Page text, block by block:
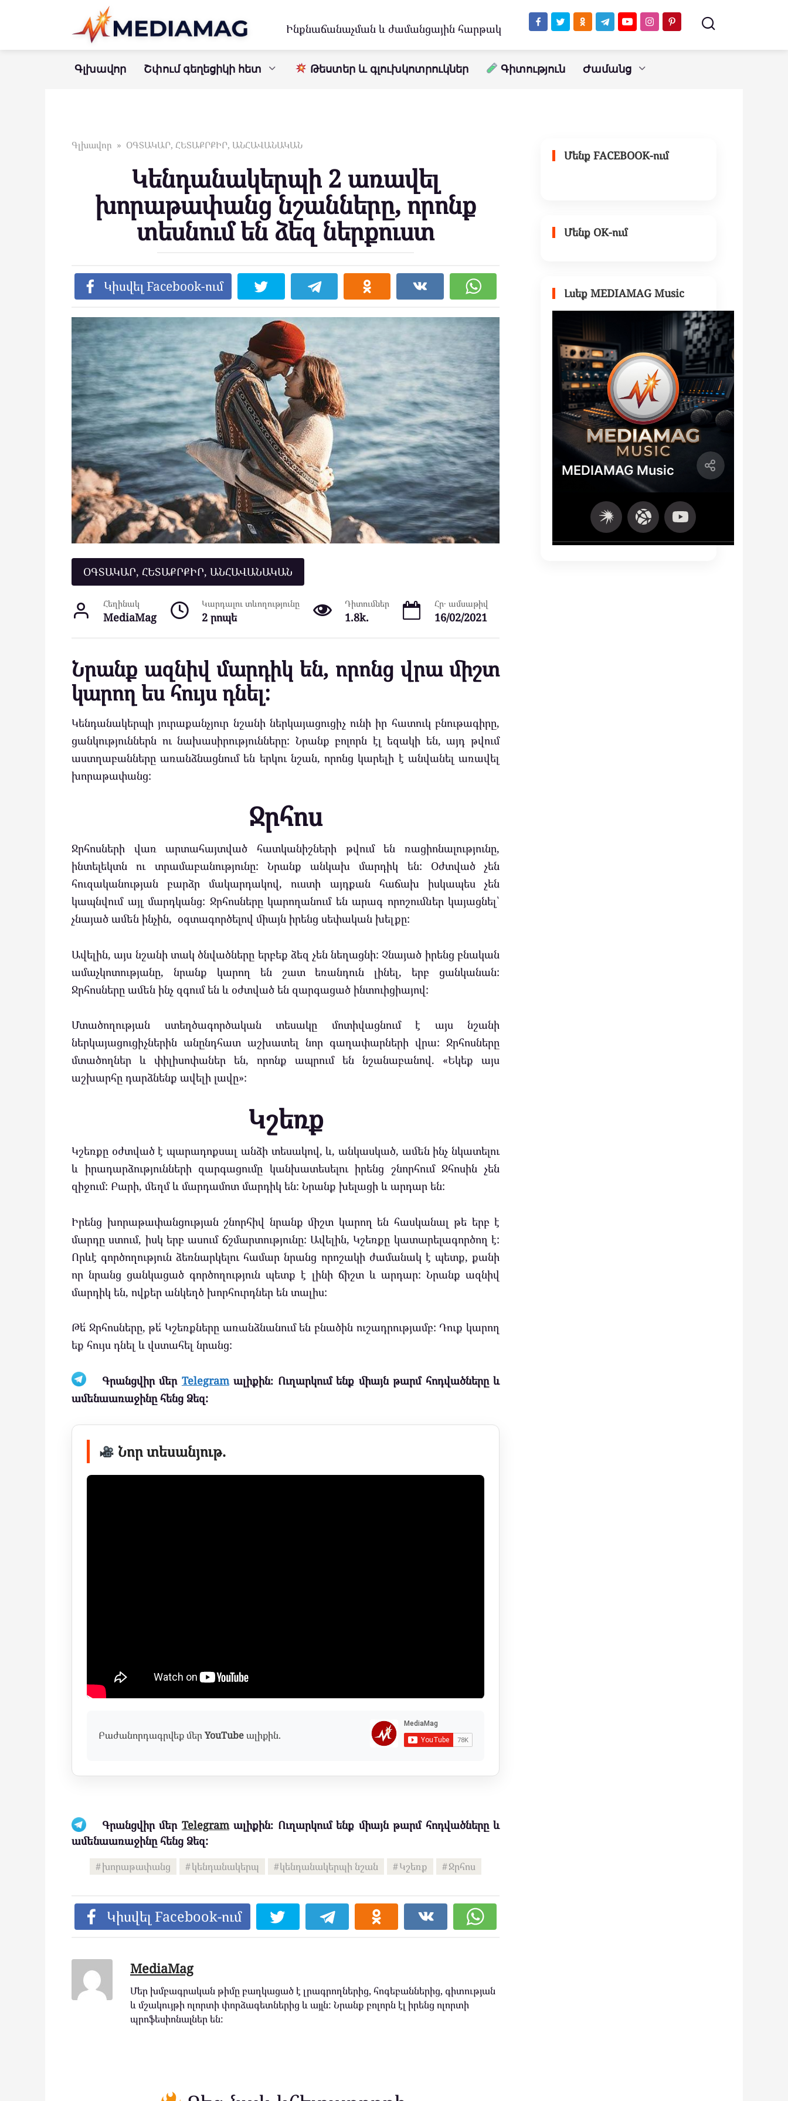
Ինքնաճանաչման և ժամանցային հարթակ
Գլխավոր Շփում գեղեցիկի հետ Թեստեր և գլուխկոտրուկներ Գիտություն Ժամանց
Գլխավոր » ՕԳՏԱԿԱՐ, ՀԵՏԱՔՐՔԻՐ, ԱՆՀԱՎԱՆԱԿԱՆ
Կենդանակերպի 2 առավել
խորաթափանց նշանները, որոնք
տեսնում են ձեզ ներքուստ
Կիսվել Facebook-ում
ՕԳՏԱԿԱՐ, ՀԵՏԱՔՐՔԻՐ, ԱՆՀԱՎԱՆԱԿԱՆ
Հեղինակ
MediaMag
Կարդալու տևողությունը
2 րոպե
Դիտումներ
1.8k.
Հր․ ամսաթիվ
16/02/2021
Նրանք ազնիվ մարդիկ են, որոնց վրա միշտ
կարող ես հույս դնել:
Կենդանակերպի յուրաքանչյուր նշանի ներկայացուցիչ ունի իր հատուկ բնութագիրը,
ցանկություններն ու նախասիրությունները: Նրանք բոլորն էլ եզակի են, այդ թվում
աստղաբանները առանձնացնում են երկու նշան, որոնց կարելի է անվանել առավել
խորաթափանց:
Ջրհոս
Ջրհոսների վառ արտահայտված հատկանիշների թվում են ռացիոնալությունը,
ինտելեկտն ու տրամաբանությունը: Նրանք անկախ մարդիկ են: Օժտված չեն
հուզականության բարձր մակարդակով, ուստի այդքան հաճախ իսկապես չեն
կապնվում այլ մարդկանց: Ջրհոսները կարողանում են արագ որոշումներ կայացնել՝
չնայած ամեն ինչին, օգտագործելով միայն իրենց սեփական խելքը:
Ավելին, այս նշանի տակ ծնվածները երբեք ձեզ չեն նեղացնի: Չնայած իրենց բնական
ամաչկոտությանը, նրանք կարող են շատ եռանդուն լինել, երբ ցանկանան:
Ջրհոսները ամեն ինչ զգում են և օժտված են զարգացած ինտուիցիայով:
Մտածողության ստեղծագործական տեսակը մոտիվացնում է այս նշանի
ներկայացուցիչներին անընդհատ աշխատել նոր գաղափարների վրա: Ջրհոսները
մտածողներ և փիլիսոփաներ են, որոնք ապրում են նշանաբանով. «Եկեք այս
աշխարհը դարձնենք ավելի լավը»:
Կշեռք
Կշեռքը օժտված է պարադոքսալ անձի տեսակով, և, անկասկած, ամեն ինչ նկատելու
և իրադարձությունների զարգացումը կանխատեսելու իրենց շնորհում Ջհոսին չեն
զիջում: Բարի, մեղմ և մարդամոտ մարդիկ են: Նրանք խելացի և արդար են:
Իրենց խորաթափանցության շնորհիվ նրանք միշտ կարող են հասկանալ թե երբ է
մարդը ստում, իսկ երբ ասում ճշմարտությունը: Ավելին, Կշեռքը կատարելագործող է:
Որևէ գործողություն ձեռնարկելու համար նրանց որոշակի ժամանակ է պետք, քանի
որ նրանց ցանկացած գործողություն պետք է լինի ճիշտ և արդար: Նրանք ազնիվ
մարդիկ են, ովքեր անկեղծ խորհուրդներ են տալիս:
Թե՛ Ջրհոսները, թե՛ Կշեռքները առանձնանում են բնածին ուշադրությամբ: Դուք կարող
եք հույս դնել և վստահել նրանց:
Գրանցվիր մեր Telegramալիքին։ Ուղարկում ենք միայն թարմ հոդվածները և
ամենաառաջինը հենց Ձեզ:
Նոր տեսանյութ.
Բաժանորդագրվեք մերYouTubeալիքին.
Գրանցվիր մեր Telegramալիքին։ Ուղարկում ենք միայն թարմ հոդվածները և
ամենաառաջինը հենց Ձեզ:
խորաթափանց կենդանակերպ կենդանակերպի նշան Կշեռք Ջրհոս
Կիսվել Facebook-ում
MediaMag
Մեր խմբագրական թիմը բաղկացած է լրագրողներից, հոգեբաններից, գիտության
և մշակույթի ոլորտի փորձագետներից և այլն: Նրանք բոլորն էլ իրենց ոլորտի
պրոֆեսիոնալներ են:
Մենք FACEBOOK-ում
Մենք OK-ում
Լսեք MEDIAMAG Music